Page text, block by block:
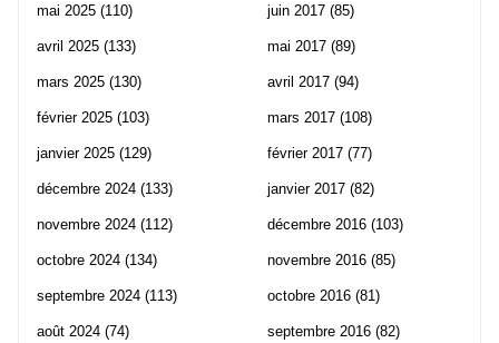
mai 2025 (110)
avril 2025 (133)
mars 2025 (130)
février 2025 (103)
janvier 2025 (129)
décembre 2024 (133)
novembre 2024 (112)
octobre 2024 (134)
septembre 2024 (113)
août 2024 (74)
juin 2017 (85)
mai 2017 (89)
avril 2017 (94)
mars 2017 (108)
février 2017 (77)
janvier 2017 (82)
décembre 2016 (103)
novembre 2016 (85)
octobre 2016 (81)
septembre 2016 (82)